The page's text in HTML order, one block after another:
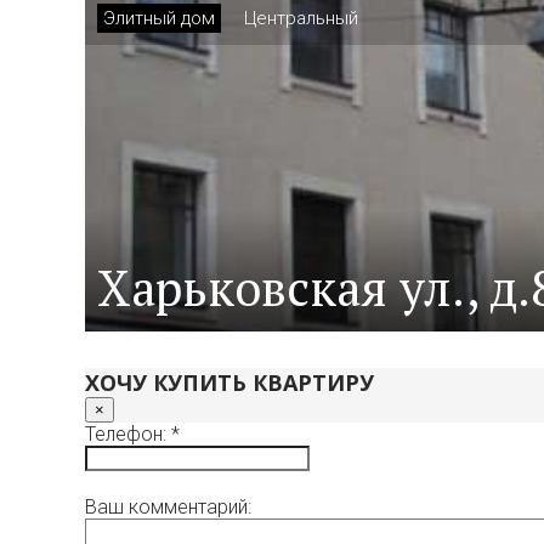
Элитный дом Центральный
Харьковская ул.,
ХОЧУ КУПИТЬ КВАРТИРУ
×
Телефон: *
Ваш комментарий: